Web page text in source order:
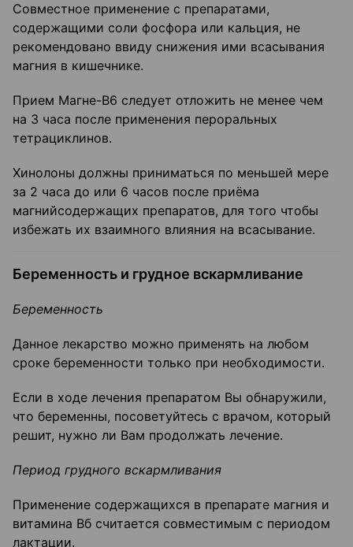
Совместное применение с препаратами,
содержащими соли фосфора или кальция, не
рекомендовано ввиду снижения ими всасывания
магния в кишечнике.
Прием Магне-В6 следует отложить не менее чем
на 3 часа после применения пероральных
тетрациклинов.
Хинолоны должны приниматься по меньшей мере
за 2 часа до или 6 часов после приёма
магнийсодержащих препаратов, для того чтобы
избежать их взаимного влияния на всасывание.
Беременность и грудное вскармливание
Беременность
Данное лекарство можно применять на любом
сроке беременности только при необходимости.
Если в ходе лечения препаратом Вы обнаружили,
что беременны, посоветуйтесь с врачом, который
решит, нужно ли Вам продолжать лечение.
Период грудного вскармливания
Применение содержащихся в препарате магния и
витамина Вб считается совместимым с периодом
лактации.